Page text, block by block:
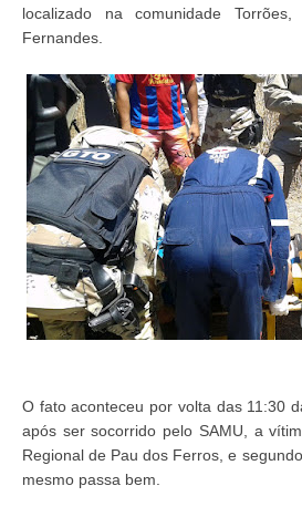
localizado na comunidade
Fernandes.
O fato aconteceu por volta das 11:30
após ser socorrido pelo SAMU, a
Regional de Pau dos Ferros, e
mesmo passa bem.